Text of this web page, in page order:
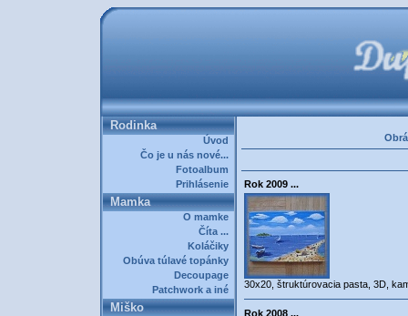
Rodinka
Úvod
Čo je u nás nové...
Fotoalbum
Prihlásenie
Mamka
O mamke
Číta ...
Koláčiky
Obúva túlavé topánky
Decoupage
Patchwork a iné
Miško
Rok 2009 ...
30x20, štruktúrovacia pasta, 3D,
Rok 2008 ...